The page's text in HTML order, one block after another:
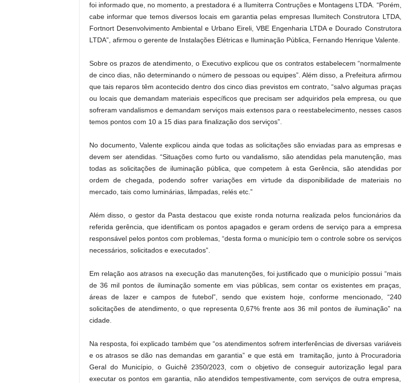
foi informado que, no momento, a prestadora é a Ilumiterra Contruções e Montagens LTDA. “Porém,
cabe informar que temos diversos locais em garantia pelas empresas Ilumitech Construtora LTDA,
Fortnort Desenvolvimento Ambiental e Urbano Eireli, VBE Engenharia LTDA e Dourado Construtora
LTDA”, afirmou o gerente de Instalações Elétricas e Iluminação Pública, Fernando Henrique Valente.
Sobre os prazos de atendimento, o Executivo explicou que os contratos estabelecem “normalmente
de cinco dias, não determinando o número de pessoas ou equipes”. Além disso, a Prefeitura afirmou
que tais reparos têm acontecido dentro dos cinco dias previstos em contrato, “salvo algumas praças
ou locais que demandam materiais específicos que precisam ser adquiridos pela empresa, ou que
sofreram vandalismos e demandam serviços mais extensos para o reestabelecimento, nesses casos
temos pontos com 10 a 15 dias para finalização dos serviços”.
No documento, Valente explicou ainda que todas as solicitações são enviadas para as empresas e
devem ser atendidas. “Situações como furto ou vandalismo, são atendidas pela manutenção, mas
todas as solicitações de iluminação pública, que competem à esta Gerência, são atendidas por
ordem de chegada, podendo sofrer variações em virtude da disponibilidade de materiais no
mercado, tais como luminárias, lâmpadas, relés etc.”
Além disso, o gestor da Pasta destacou que existe ronda noturna realizada pelos funcionários da
referida gerência, que identificam os pontos apagados e geram ordens de serviço para a empresa
responsável pelos pontos com problemas, “desta forma o município tem o controle sobre os serviços
necessários, solicitados e executados”.
Em relação aos atrasos na execução das manutenções, foi justificado que o município possui “mais
de 36 mil pontos de iluminação somente em vias públicas, sem contar os existentes em praças,
áreas de lazer e campos de futebol”, sendo que existem hoje, conforme mencionado, “240
solicitações de atendimento, o que representa 0,67% frente aos 36 mil pontos de iluminação” na
cidade.
Na resposta, foi explicado também que “os atendimentos sofrem interferências de diversas variáveis
e os atrasos se dão nas demandas em garantia” e que está em tramitação, junto à Procuradoria
Geral do Município, o Guichê 2350/2023, com o objetivo de conseguir autorização legal para
executar os pontos em garantia, não atendidos tempestivamente, com serviços de outra empresa,